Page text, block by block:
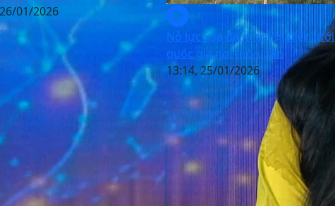
01/2026
Nỗ lực xóa điểm trắng điện lưới
quốc gia nơi thôn bản
13:14, 25/01/2026